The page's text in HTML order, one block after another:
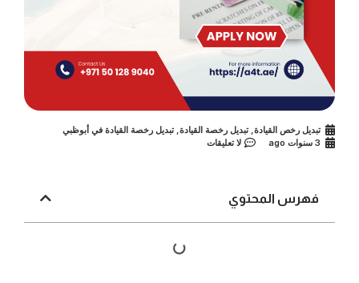
تبديل رخص القيادة ,تبديل رخصة القيادة ,تبديل رخصة القيادة في أبوظبي
3 سنوات ago
لا تعليقات
فهرس المحتوي